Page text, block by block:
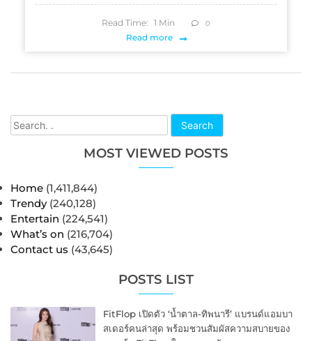
Search
MOST VIEWED POSTS
Home (1,411,844)
Trendy (240,128)
Entertain (224,541)
What’s on (216,704)
Contact us (43,645)
POSTS LIST
FitFlop เปิดตัว ‘น้ำตาล-ทิพนารี’ แบรนด์แอมบา
สเดอร์คนล่าสุด พร้อมชวนสัมผัสความสบายของ
Read Time: 1 Min 0
Read more